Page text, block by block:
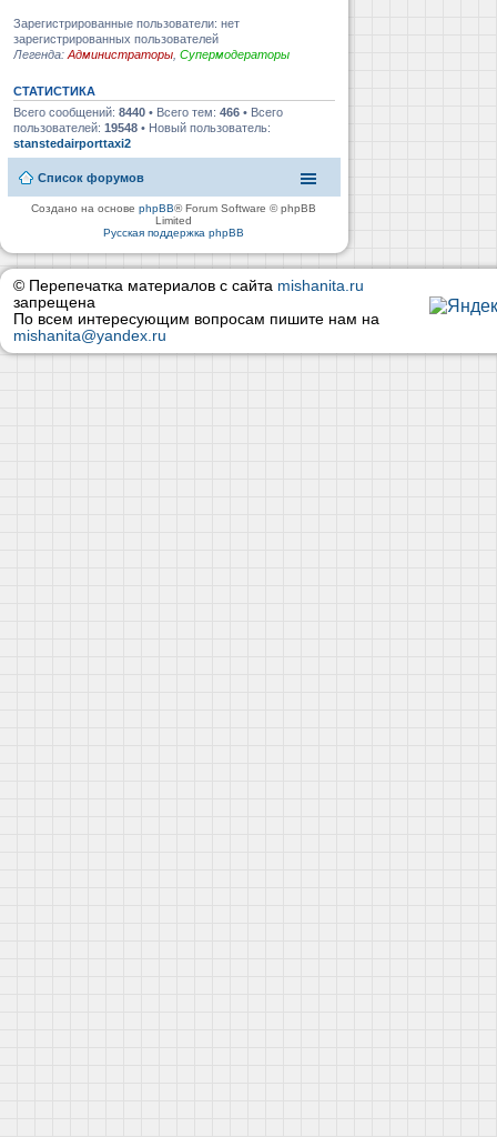
Зарегистрированные пользователи: нет
зарегистрированных пользователей
Легенда: Администраторы Супермодераторы
СТАТИСТИКА
Всего сообщений: 8440 • Всего тем: 466 • Всего
пользователей: 19548 • Новый пользователь:
stanstedairporttaxi2
Список форумов
Создано на основеphpBB® Forum Software © phpBB
Limited
Русская поддержка phpBB
© Перепечатка материалов с сайта mishanita.ru
запрещена
По всем интересующим вопросам пишите нам на
mishanita@yandex.ru